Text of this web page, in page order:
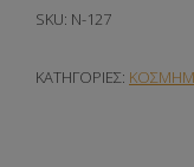
SKU: N-127
ΚΑΤΗΓΟΡΊΕΣ: